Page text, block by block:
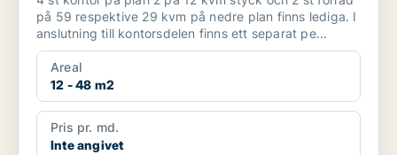
på 59 respektive 29 kvm på nedre plan finns lediga. I
anslutning till kontorsdelen finns ett separat pe...
Areal
12 - 48 m2
Pris pr. md.
Inte angivet